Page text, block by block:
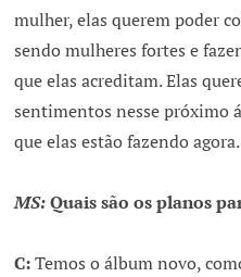
mulher, elas querem poder
sendo mulheres fortes e
que elas acreditam. Elas
sentimentos nesse próximo
que elas estão fazendo agora.
MS:Quais são os planos
C:Temos o álbum novo,